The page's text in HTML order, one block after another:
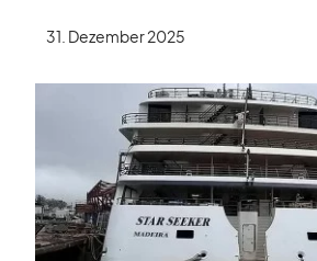
31. Dezember 2025